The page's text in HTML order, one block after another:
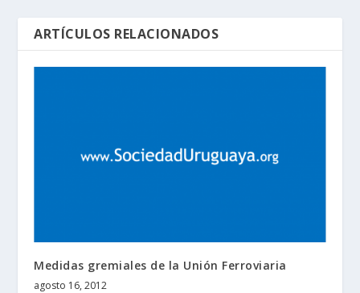
ARTÍCULOS RELACIONADOS
Medidas gremiales de la Unión Ferroviaria
agosto 16, 2012